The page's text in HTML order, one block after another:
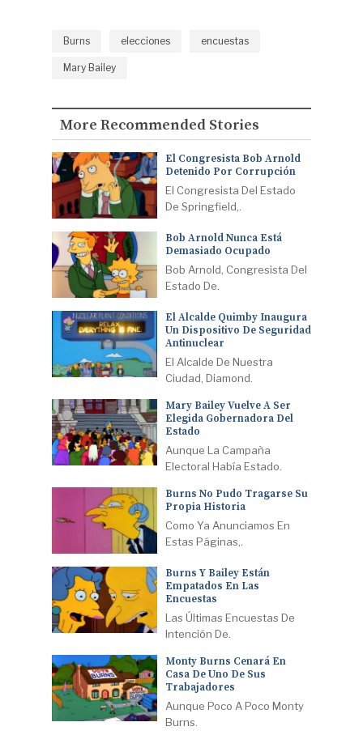
Burns elecciones encuestas
Mary Bailey
More Recommended Stories
El Congresista Bob Arnold
Detenido Por Corrupción
El Congresista Del Estado
De Springfield,.
Bob Arnold Nunca Está
Demasiado Ocupado
Bob Arnold, Congresista Del
Estado De.
El Alcalde Quimby Inaugura
Un Dispositivo De Seguridad
Antinuclear
El Alcalde De Nuestra
Ciudad, Diamond.
Mary Bailey Vuelve A Ser
Elegida Gobernadora Del
Estado
Aunque La Campaña
Electoral Había Estado.
Burns No Pudo Tragarse Su
Propia Historia
Como Ya Anunciamos En
Estas Páginas,.
Burns Y Bailey Están
Empatados En Las
Encuestas
Las Últimas Encuestas De
Intención De.
Monty Burns Cenará En
Casa De Uno De Sus
Trabajadores
Aunque Poco A Poco Monty
Burns.